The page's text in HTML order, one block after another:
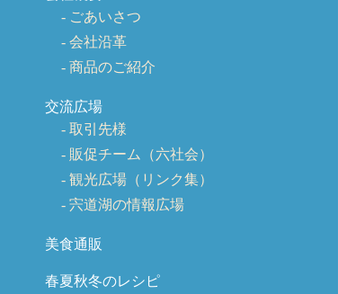
ごあいさつ
会社沿革
商品のご紹介
交流広場
取引先様
販促チーム（六社会）
観光広場（リンク集）
宍道湖の情報広場
美食通販
春夏秋冬のレシピ